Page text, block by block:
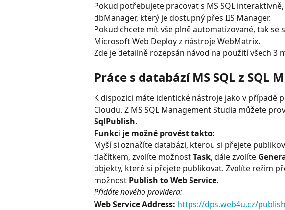
Pokud potřebujete pracovat s MS SQL
dbManager, který je dostupný přes IIS Manager.
Pokud chcete mít vše plně automatizované, tak
Microsoft Web Deploy z nástroje WebMatrix.
Zde je detailně rozepsán návod na použití všech 3
Práce s databází MS SQL z SQL
K dispozici máte identické nástroje jako v případě
Cloudu. Z MS SQL Management Studia můžete
SqlPublish.
Funkci je možné provést takto:
Myší si označíte databázi, kterou si přejete
tlačítkem, zvolíte možnost Task, dále zvolíte
objekty, které si přejete publikovat. Zvolíte režim
možnost Publish to Web Service.
Přidáte nového providera:
Web Service Address: https://dps.web4u.cz/